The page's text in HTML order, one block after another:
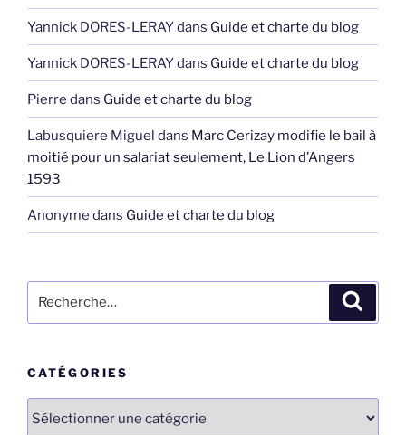
Yannick DORES-LERAYdans Guide et charte du blog
Yannick DORES-LERAYdans Guide et charte du blog
Pierre dans Guide et charte du blog
Labusquiere Miguel dans Marc Cerizay modifie le bail à
moitié pour un salariat seulement, Le Lion d’Angers
1593
Anonyme dans Guide et charte du blog
pour
CATÉGORIES